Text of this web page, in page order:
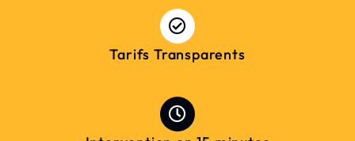
Tarifs Transparents